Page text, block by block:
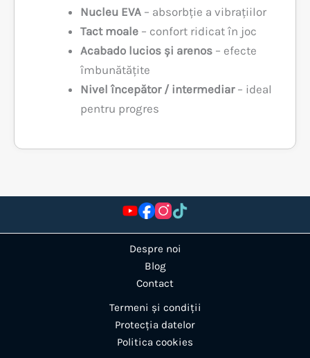
Nucleu EVA – absorbție a vibrațiilor
Tact moale – confort ridicat în joc
Acabado lucios și arenos – efecte
îmbunătățite
Nivel începător / intermediar– ideal
pentru progres
Despre noi
Blog
Contact
Termeni și condiții
Protecția datelor
Politica cookies